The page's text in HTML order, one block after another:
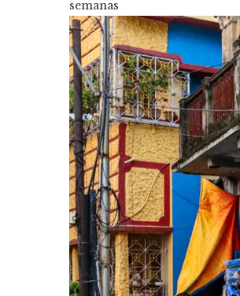
semanas